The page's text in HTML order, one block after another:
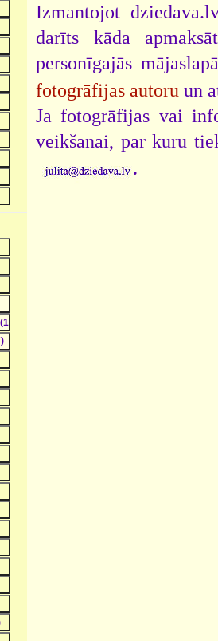
Izmantojot
darīts kāda
personīgajās
fotogrāfijas autoru un
Ja fotogrāfijas vai
veikšanai, par kuru
.